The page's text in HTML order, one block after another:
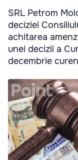
SRL Petrom
deciziei
achitarea
unei decizii a
decembrie